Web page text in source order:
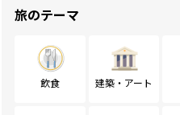
旅のテーマ
飲食 建築・アート